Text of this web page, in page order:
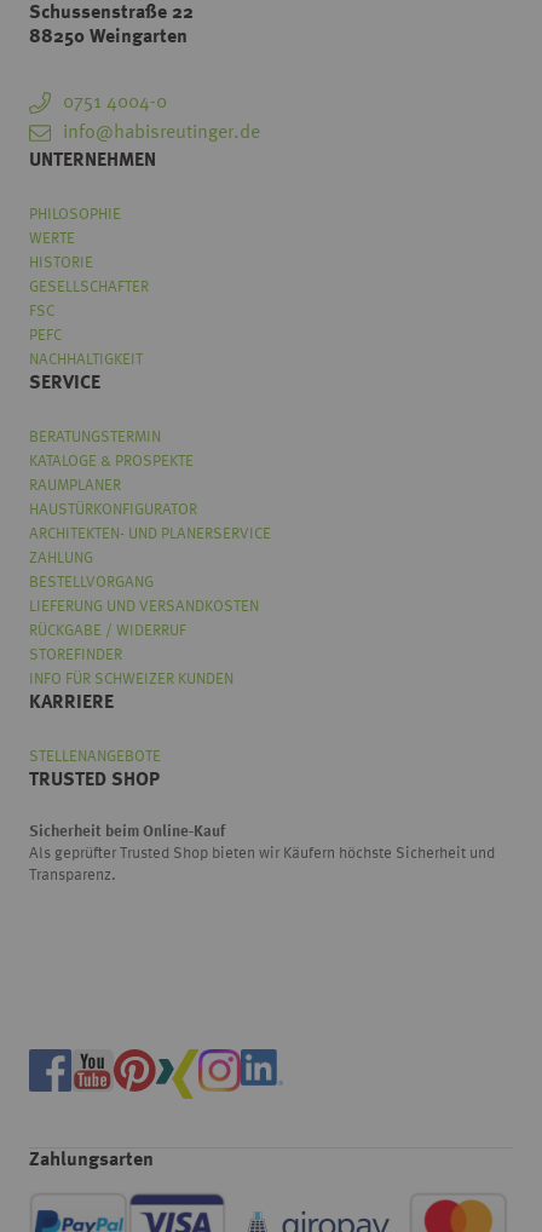
Schussenstraße 22
88250 Weingarten
0751 4004-0
info@habisreutinger.de
UNTERNEHMEN
PHILOSOPHIE
WERTE
HISTORIE
GESELLSCHAFTER
FSC
PEFC
NACHHALTIGKEIT
SERVICE
BERATUNGSTERMIN
KATALOGE & PROSPEKTE
RAUMPLANER
HAUSTÜRKONFIGURATOR
ARCHITEKTEN- UND PLANERSERVICE
ZAHLUNG
BESTELLVORGANG
LIEFERUNG UND VERSANDKOSTEN
RÜCKGABE / WIDERRUF
STOREFINDER
INFO FÜR SCHWEIZER KUNDEN
KARRIERE
STELLENANGEBOTE
TRUSTED SHOP
Sicherheit beim Online-Kauf
Als geprüfter Trusted Shop bieten wir Käufern höchste Sicherheit und
Transparenz.
Zahlungsarten